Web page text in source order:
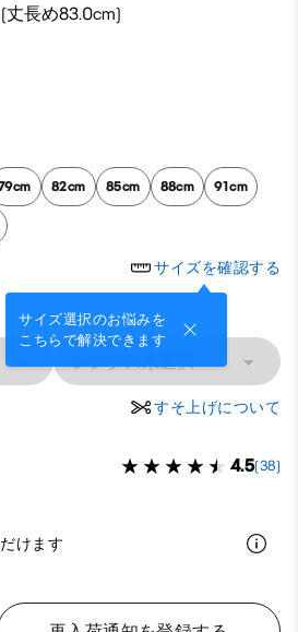
丈長め83.0cm)
82cm 85cm 88cm 91cm
サイズを確認する
サイズ選択のお悩みを
こちらで解決できます
レングス未選択
すそ上げについて
4.5(38)
けます